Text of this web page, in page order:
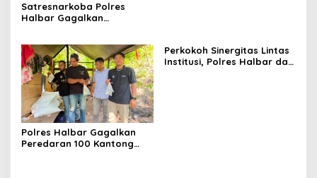
Satresnarkoba Polres
Halbar Gagalkan
Barang Bukti
Polres Halbar Gagalkan
Peredaran 100 Kantong
Perkokoh Sinergitas Lintas
Institusi, Polres Halbar dan